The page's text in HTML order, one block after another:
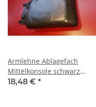
Armlehne Ablagefach
Mittelkonsole schwarz
Mercedes W163 2002-2004
18,48 € *